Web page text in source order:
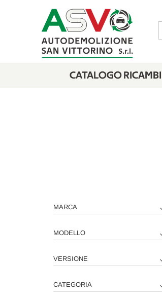
CATALOGO RICAMBI
MARCA
MODELLO
VERSIONE
CATEGORIA